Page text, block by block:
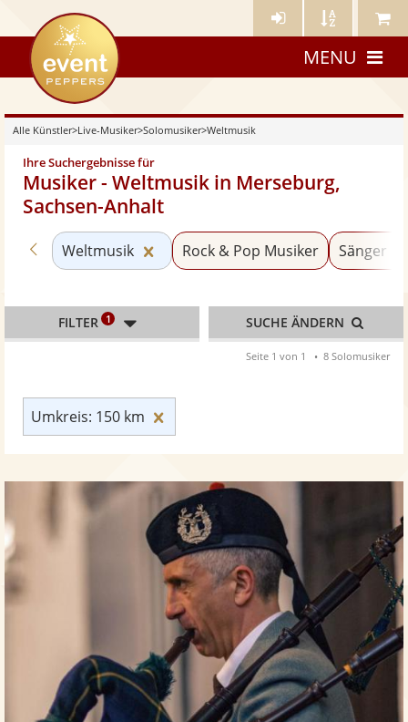
Künstler- Künstler Meine
eventpeppers
MENU
Alle Künstler>Live-Musiker>Solomusiker>Weltmusik
Ihre Suchergebnisse für
Musiker - Weltmusik in Merseburg,
Sachsen-Anhalt
Zurück zu «Solomusiker»
Weltmusik Kategorie «Weltmusik»
Rock & Pop Musiker Sänger
Umkreis: 150 km
FILTER 1 SUCHE ÄNDERN
Seite 1 von 1 8 Solomusiker